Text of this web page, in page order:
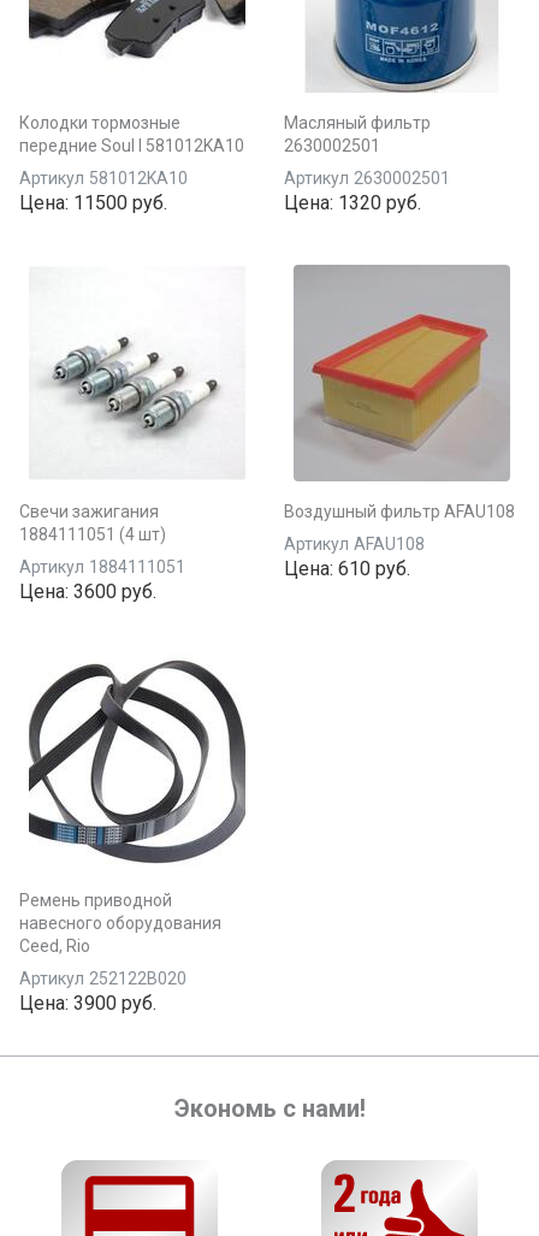
Колодки тормозные
передние Soul I 581012KA10
Артикул 581012KA10
Цена: 11500 руб.
Масляный фильтр
2630002501
Артикул 2630002501
Цена: 1320 руб.
Свечи зажигания
1884111051 (4 шт)
Артикул 1884111051
Цена: 3600 руб.
Воздушный фильтр AFAU108
Артикул AFAU108
Цена: 610 руб.
Ремень приводной
навесного оборудования
Ceed, Rio
Артикул 252122B020
Цена: 3900 руб.
Экономь с нами!